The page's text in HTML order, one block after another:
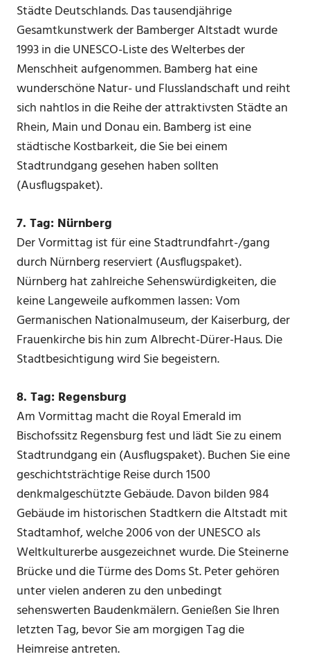
Städte Deutschlands. Das tausendjährige
Gesamtkunstwerk der Bamberger Altstadt wurde
1993 in die UNESCO-Liste des Welterbes der
Menschheit aufgenommen. Bamberg hat eine
wunderschöne Natur- und Flusslandschaft und reiht
sich nahtlos in die Reihe der attraktivsten Städte an
Rhein, Main und Donau ein. Bamberg ist eine
städtische Kostbarkeit, die Sie bei einem
Stadtrundgang gesehen haben sollten
(Ausflugspaket).
7. Tag: Nürnberg
Der Vormittag ist für eine Stadtrundfahrt-/gang
durch Nürnberg reserviert (Ausflugspaket).
Nürnberg hat zahlreiche Sehenswürdigkeiten, die
keine Langeweile aufkommen lassen: Vom
Germanischen Nationalmuseum, der Kaiserburg, der
Frauenkirche bis hin zum Albrecht-Dürer-Haus. Die
Stadtbesichtigung wird Sie begeistern.
8. Tag: Regensburg
Am Vormittag macht die Royal Emerald im
Bischofssitz Regensburg fest und lädt Sie zu einem
Stadtrundgang ein (Ausflugspaket). Buchen Sie eine
geschichtsträchtige Reise durch 1500
denkmalgeschützte Gebäude. Davon bilden 984
Gebäude im historischen Stadtkern die Altstadt mit
Stadtamhof, welche 2006 von der UNESCO als
Weltkulturerbe ausgezeichnet wurde. Die Steinerne
Brücke und die Türme des Doms St. Peter gehören
unter vielen anderen zu den unbedingt
sehenswerten Baudenkmälern. Genießen Sie Ihren
letzten Tag, bevor Sie am morgigen Tag die
Heimreise antreten.